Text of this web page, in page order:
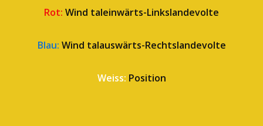
Rot: Wind taleinwärts-Linkslandevolte
Blau: Wind talauswärts-Rechtslandevolte
Weiss: Position